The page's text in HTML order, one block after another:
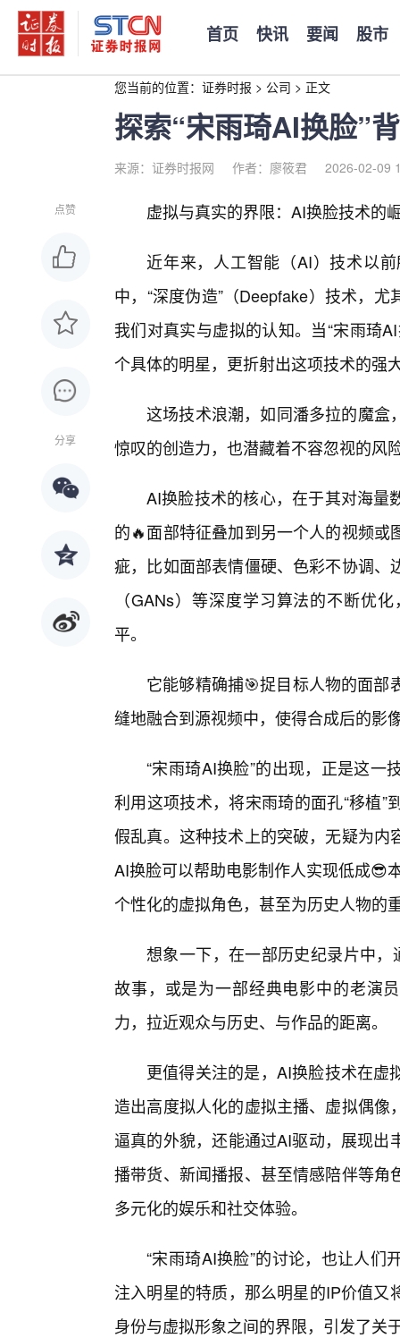
首页 快讯 要闻 股市
您当前的位置： 证券时报 > 公司 > 正文
探索“宋雨琦AI换脸”
来源：证券时报网 作者：廖筱君 2026-02-09
点赞
分享
虚拟与真实的界限：AI换脸技术的
近年来，人工智能（AI）技术以
中，“深度伪造”（Deepfake）技术，
我们对真实与虚拟的认知。当“宋雨琦
个具体的明星，更折射出这项技术的强
这场技术浪潮，如同潘多拉的魔盒
惊叹的创造力，也潜藏着不容忽视的风
AI换脸技术的核心，在于其对海量
的🔥面部特征叠加到另一个人的视频
疵，比如面部表情僵硬、色彩不协调
（GANs）等深度学习算法的不断优
平。
它能够精确捕🎯捉目标人物的面
缝地融合到源视频中，使得合成后的影
“宋雨琦AI换脸”的出现，正是这
利用这项技术，将宋雨琦的面孔“移植
假乱真。这种技术上的突破，无疑为
AI换脸可以帮助电影制作人实现低成😎
个性化的虚拟角色，甚至为历史人物的
想象一下，在一部历史纪录片中，
故事，或是为一部经典电影中的老演
力，拉近观众与历史、与作品的距离。
更值得关注的是，AI换脸技术在虚
造出高度拟人化的虚拟主播、虚拟偶
逼真的外貌，还能通过AI驱动，展现
播带货、新闻播报、甚至情感陪伴等
多元化的娱乐和社交体验。
“宋雨琦AI换脸”的讨论，也让人
注入明星的特质，那么明星的IP价值
身份与虚拟形象之间的界限，引发了关